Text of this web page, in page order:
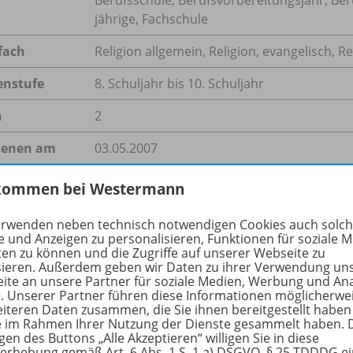
jährige, Fachschule
Religion allgemein, Religion, evangelisch,
8. Schuljahr bis 10. Schuljahr
2
am
03.05.2007
140,7 kB
bei Westermann
neben technisch notwendigen Cookies auch
und Anzeigen zu personalisieren, Funktionen für soziale
zu können und die Zugriffe auf unserer Webseite zu
Außerdem geben wir Daten zu ihrer Verwendung
an unsere Partner für soziale Medien, Werbung und
Unserer Partner führen diese Informationen
Daten zusammen, die Sie ihnen bereitgestellt
im Rahmen Ihrer Nutzung der Dienste gesammelt haben.
des Buttons „Alle Akzeptieren“ willigen Sie in diese